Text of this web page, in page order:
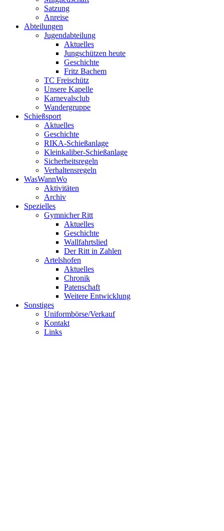
Satzung
Anreise
Abteilungen
Jugendabteilung
Aktuelles
Jungschützen heute
Geschichte
Fritz Bachem
TC Freischütz
Unsere Kapelle
Karnevalsclub
Wandergruppe
Schießsport
Aktuelles
Geschichte
RIKA-Schießanlage
Kleinkaliber-Schießanlage
Sicherheitsregeln
Verhaltensregeln
WasWannWo
Aktivitäten
Archiv
Spezielles
Gymnicher Ritt
Aktuelles
Geschichte
Wallfahrtslied
Der Ritt in Zahlen
Artelshofen
Aktuelles
Chronik
Patenschaft
Weitere Entwicklung
Sonstiges
Uniformbörse/Verkauf
Kontakt
Links